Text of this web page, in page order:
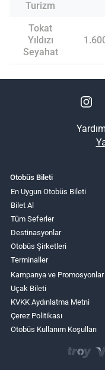
Turizm
Tokat
Yıldızı
Seyahat
Otobüs Bileti
En Uygun Otobüs Bileti
Bilet Al
Tüm Seferler
Destinasyonlar
Otobüs Şirketleri
Terminaller
Kampanya ve Promosyonlar
Uçak Bileti
KVKK Aydınlatma Metni
Çerez Politikası
Otobüs Kullanım Koşulları